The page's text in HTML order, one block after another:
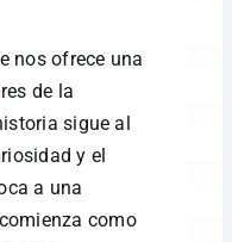
nos ofrece una
de la
sigue al
y el
a una
como